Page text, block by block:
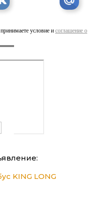
условие и соглашение о
KING LONG